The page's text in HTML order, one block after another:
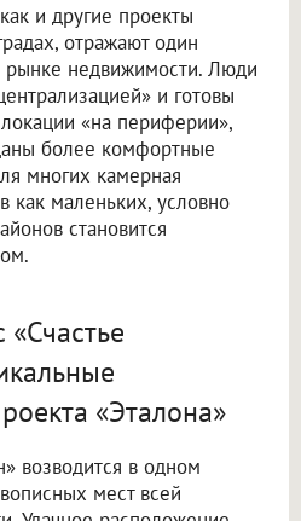
и другие проекты
отражают один
рынке недвижимости. Люди
и готовы
«на периферии»,
более комфортные
многих камерная
как маленьких, условно
становится
«Эталона»
возводится в одном
мест всей